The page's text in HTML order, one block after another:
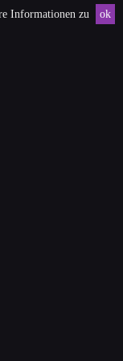
ok
Informationen zu